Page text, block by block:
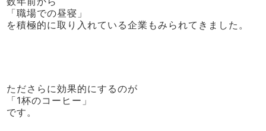
「職場での昼寝」
を積極的に取り入れている企業もみられてきました。
たださらに効果的にするのが
「1杯のコーヒー」
です。